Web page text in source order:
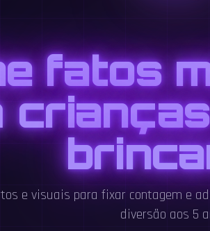
fatos
e visuais para fixar contagem e
diversão aos 5